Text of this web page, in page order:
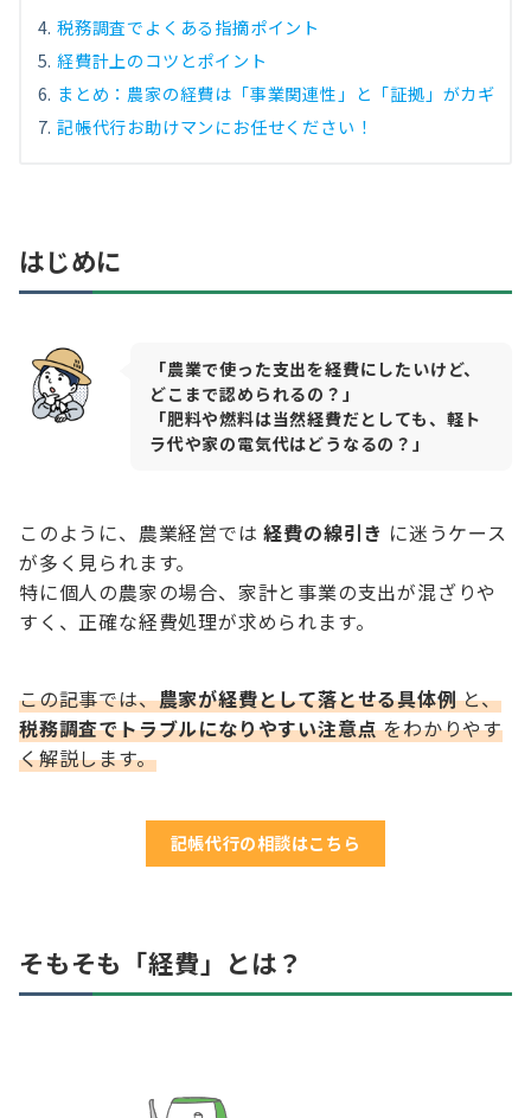
税務調査でよくある指摘ポイント
経費計上のコツとポイント
まとめ：農家の経費は「事業関連性」と「証拠」がカギ
記帳代行お助けマンにお任せください！
はじめに
「農業で使った支出を経費にしたいけど、
どこまで認められるの？」
「肥料や燃料は当然経費だとしても、軽ト
ラ代や家の電気代はどうなるの？」
このように、農業経営では経費の線引き に迷うケース
が多く見られます。
特に個人の農家の場合、家計と事業の支出が混ざりや
すく、正確な経費処理が求められます。
この記事では、農家が経費として落とせる具体例と、
税務調査でトラブルになりやすい注意点をわかりやす
く解説します。
記帳代行の相談はこちら
そもそも「経費」とは？